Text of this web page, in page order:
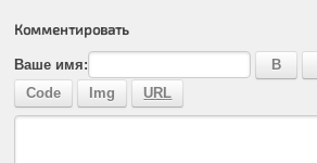
Комментировать
Ваше имя: